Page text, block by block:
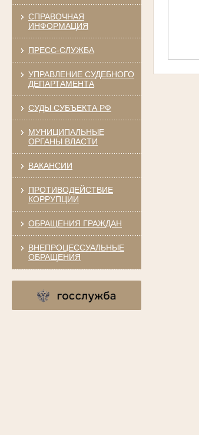
СПРАВОЧНАЯ
ИНФОРМАЦИЯ
ПРЕСС-СЛУЖБА
УПРАВЛЕНИЕ СУДЕБНОГО
ДЕПАРТАМЕНТА
СУДЫ СУБЪЕКТА РФ
МУНИЦИПАЛЬНЫЕ
ОРГАНЫ ВЛАСТИ
ВАКАНСИИ
ПРОТИВОДЕЙСТВИЕ
КОРРУПЦИИ
ОБРАЩЕНИЯ ГРАЖДАН
ВНЕПРОЦЕССУАЛЬНЫЕ
ОБРАЩЕНИЯ